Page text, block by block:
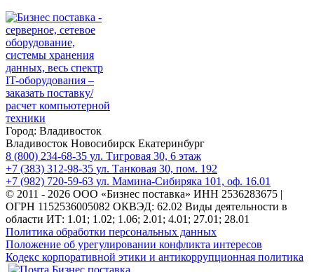
Город: Владивосток
Владивосток Новосибирск Екатеринбург
8 (800) 234-68-35 ул. Тигровая 30, 6 этаж
+7 (383) 312-98-35 ул. Танковая 30, пом. 192
+7 (982) 720-59-63 ул. Мамина-Сибиряка 101, оф. 16.01
© 2011 - 2026 ООО «Бизнес поставка» ИНН 2536283675 |
ОГРН 1152536005082 ОКВЭД: 62.02 Виды деятельности в
области ИТ: 1.01; 1.02; 1.06; 2.01; 4.01; 27.01; 28.01
Политика обработки персональных данных
Положение об урегулировании конфликта интересов
Кодекс корпоративной этики и антикоррупционная политика